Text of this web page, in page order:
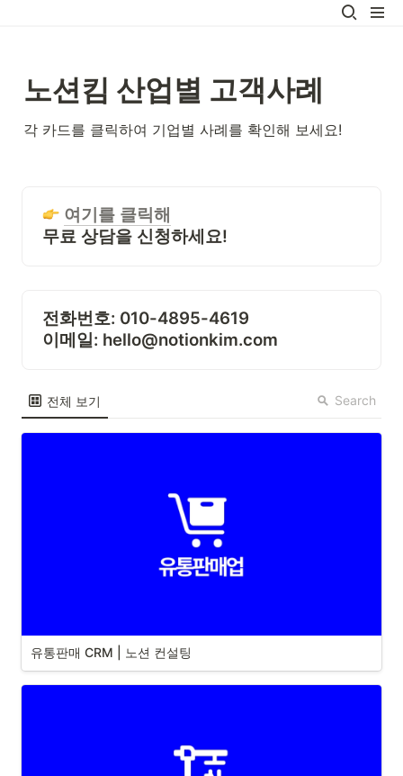
노션킴 산업별 고객사례
각 카드를 클릭하여 기업별 사례를 확인해 보세요!
여기를 클릭해
무료 상담을 신청하세요!
전화번호:
이메일: hello@notionkim.com
전체 보기 Search
유통판매 CRM | 노션 컨설팅